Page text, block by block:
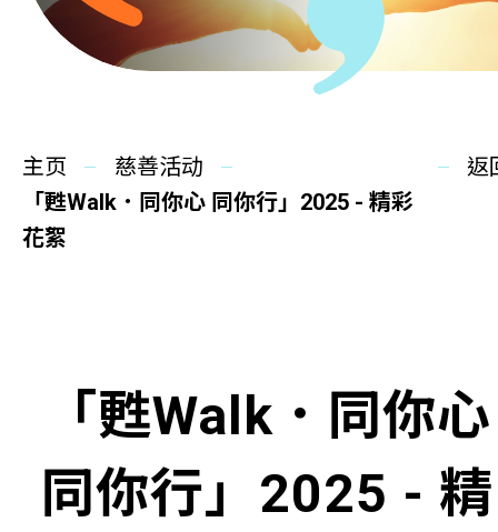
主页
同你讲故事
慈善活动
相关报导
联络我们
主页
慈善活动
「甦Walk．同你心 同你行」2025 - 精彩
花絮
返
「甦Walk．同你心
同你行」2025 - 精